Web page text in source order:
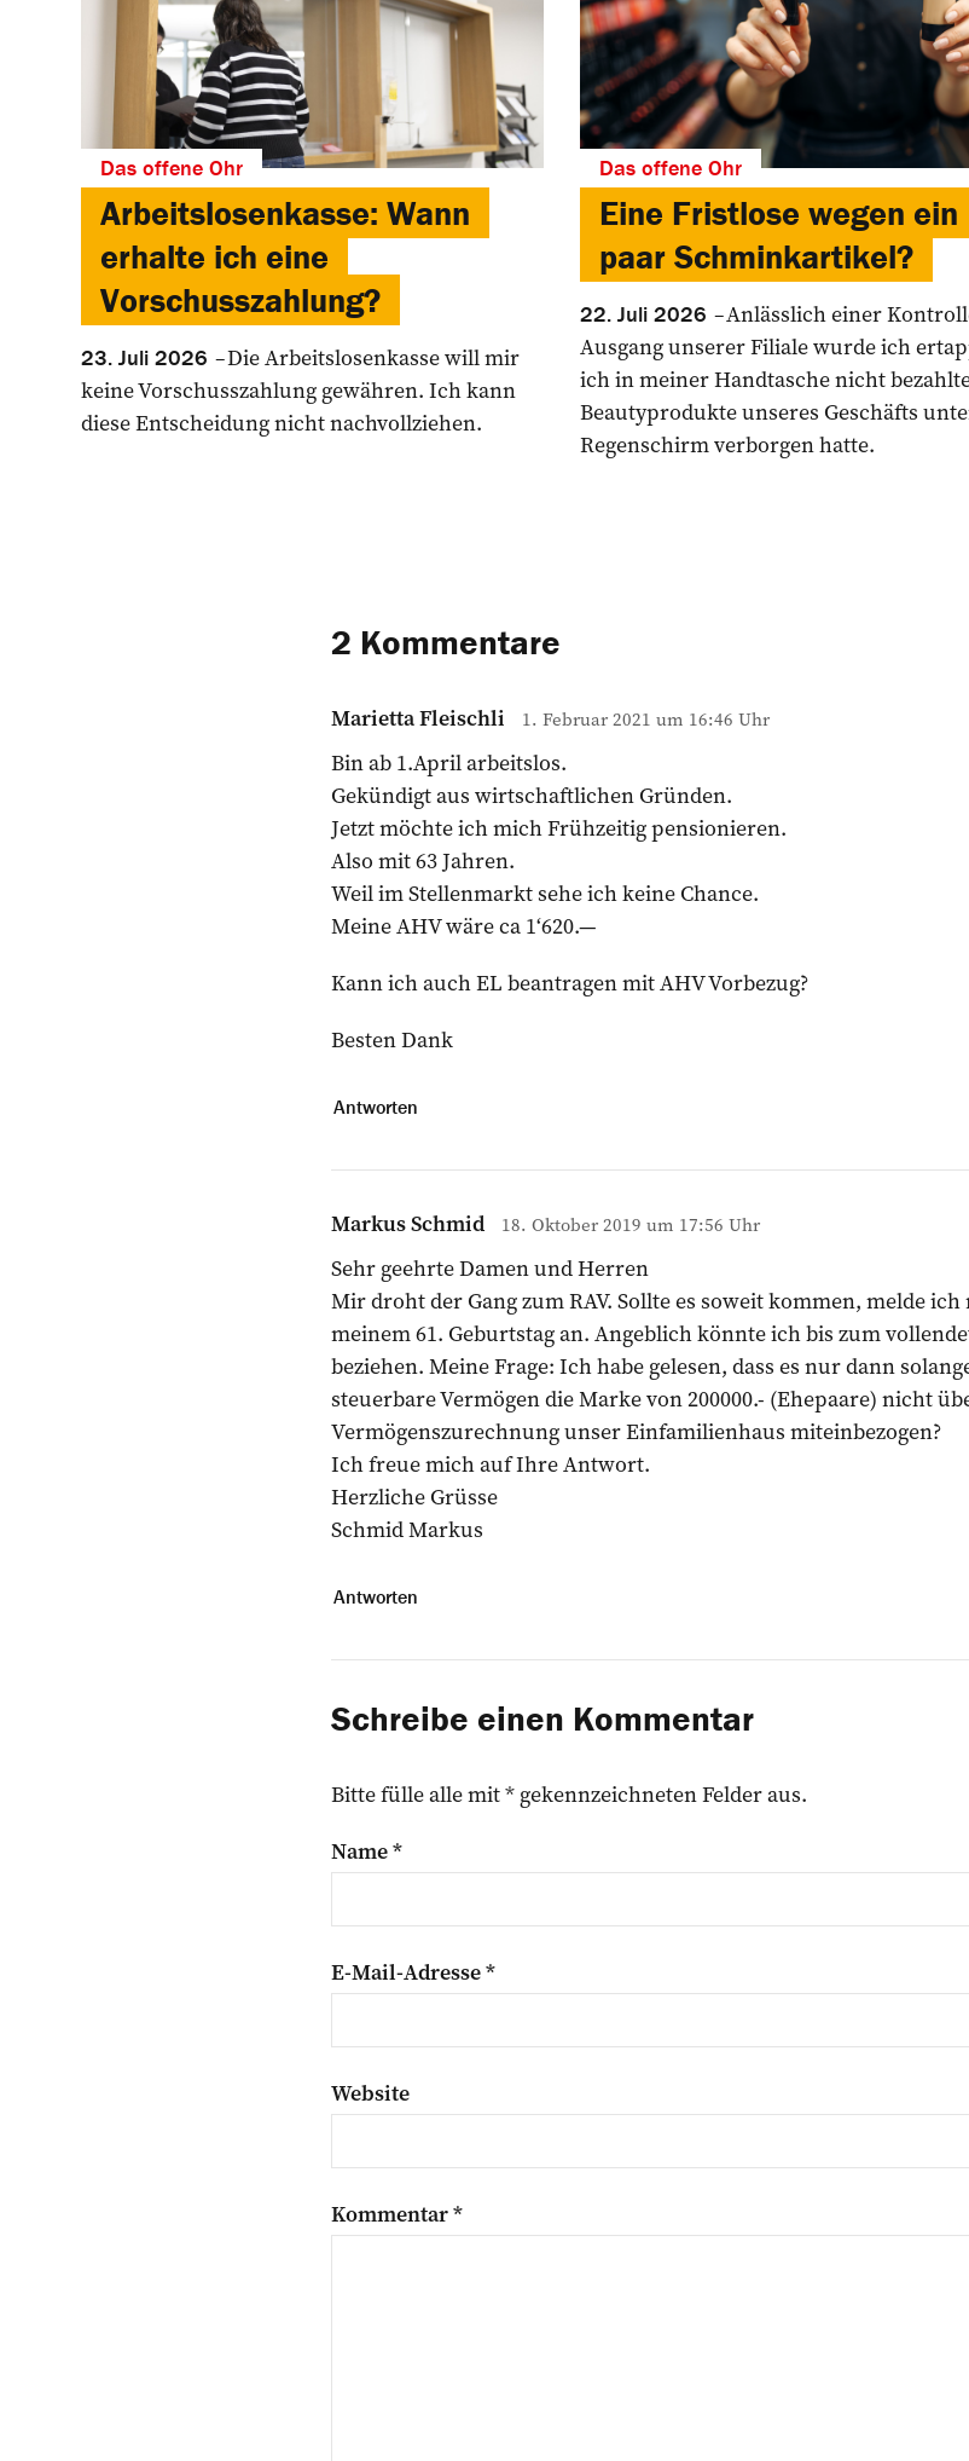
Das offene Ohr
Arbeitslosenkasse: Wann
erhalte ich eine
Vorschusszahlung?
23. Juli 2026
Die Arbeitslosenkasse will mir
keine Vorschusszahlung gewähren. Ich kann
diese Entscheidung nicht nachvollziehen.
Das offene Ohr
Eine Fristlose wegen ein
paar Schminkartikel?
22. Juli 2026
Anlässlich einer
Ausgang unserer Filiale wurde ich
ich in meiner Handtasche nicht
Beautyprodukte unseres Geschäfts
Regenschirm verborgen hatte.
2 Kommentare
Marietta Fleischli 1. Februar 2021 um 16:46 Uhr
Bin ab 1.April arbeitslos.
Gekündigt aus wirtschaftlichen Gründen.
Jetzt möchte ich mich Frühzeitig pensionieren.
Also mit 63 Jahren.
Weil im Stellenmarkt sehe ich keine Chance.
Meine AHV wäre ca 1‘620.—
Kann ich auch EL beantragen mit AHV Vorbezug?
Besten Dank
Antworten
Markus Schmid 18. Oktober 2019 um 17:56 Uhr
Sehr geehrte Damen und Herren
Mir droht der Gang zum RAV. Sollte es soweit kommen, melde
meinem 61. Geburtstag an. Angeblich könnte ich bis zum
beziehen. Meine Frage: Ich habe gelesen, dass es nur dann
steuerbare Vermögen die Marke von 200000.- (Ehepaare) nicht
Vermögenszurechnung unser Einfamilienhaus miteinbezogen?
Ich freue mich auf Ihre Antwort.
Herzliche Grüsse
Schmid Markus
Antworten
Schreibe einen Kommentar
Bitte fülle alle mit * gekennzeichneten Felder aus.
Name*
E-Mail-Adresse*
Website
Kommentar*